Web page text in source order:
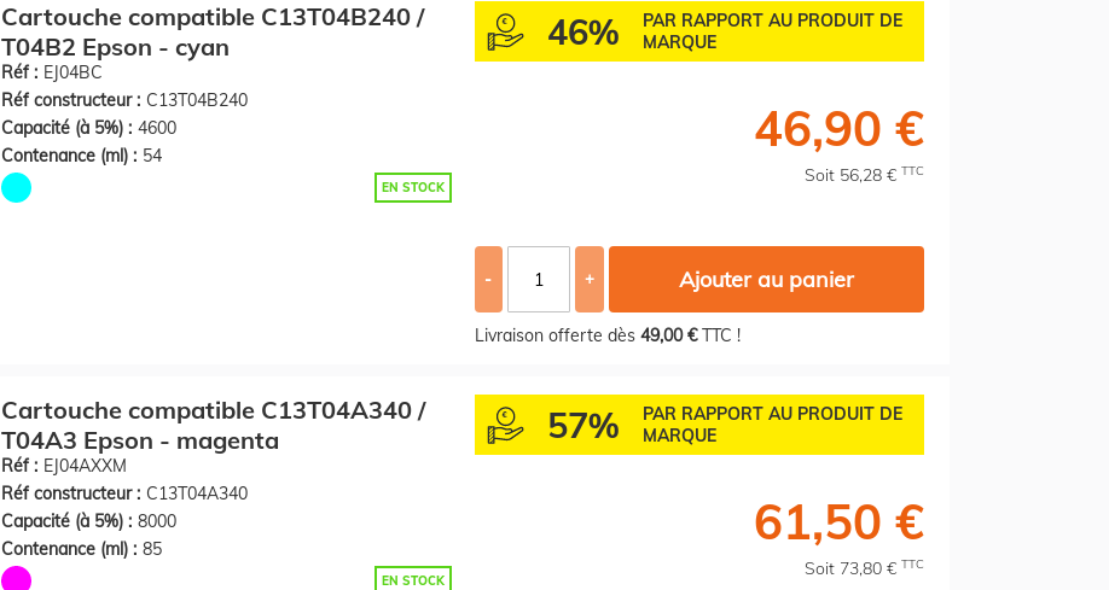
Cartouche compatible C13T04B240 /
T04B2 Epson - cyan
Réf : EJ04BC
Réf constructeur : C13T04B240
Capacité (à 5%) : 4600
Contenance (ml) : 54
EN STOCK
46%
PAR RAPPORT AU PRODUIT DE
MARQUE
46,90 €
Soit 56,28 € TTC
- + Ajouter au panier
Livraison offerte dès 49,00 €TTC !
Cartouche compatible C13T04A340 /
T04A3 Epson - magenta
Réf : EJ04AXXM
Réf constructeur : C13T04A340
Capacité (à 5%) : 8000
Contenance (ml) : 85
EN STOCK
57%
PAR RAPPORT AU PRODUIT DE
MARQUE
61,50 €
Soit 73,80 € TTC